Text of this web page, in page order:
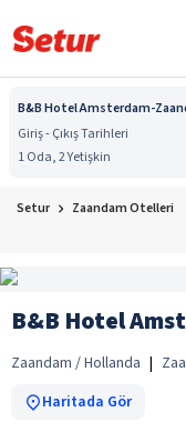
B&B Hotel Amsterdam-
Giriş - Çıkış Tarihleri
1 Oda, 2 Yetişkin
Setur Zaandam Otelleri
B&B Hotel
Zaandam / Hollanda |
Haritada Gör